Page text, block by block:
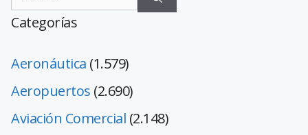
Categorías
Aeronáutica (1.579)
Aeropuertos (2.690)
Aviación Comercial (2.148)